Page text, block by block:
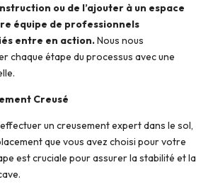
ou de l’ajouter à un espace
équipe de professionnels
entre en action.Nous nous
chaque étape du processus avec une
Creusé
un creusement expert dans le sol,
que vous avez choisi pour votre
est cruciale pour assurer la stabilité et la